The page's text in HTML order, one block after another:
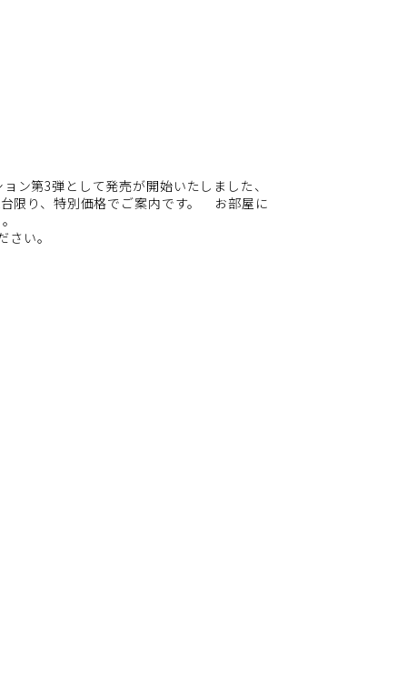
ン第3弾として発売が開始いたしました、
限り、特別価格でご案内です。 お部屋に
い。